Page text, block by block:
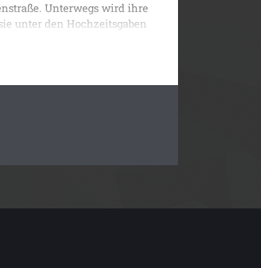
Elementen und einem
Unterwegs wird ihre
unter den Hochzeitsgaben
in der Handfläche wird sie
zwei Feinde auf den Fersen:
tibetischen Kampfmönche
Mystik und Machtspiele